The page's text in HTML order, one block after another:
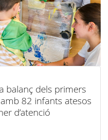
balanç dels primers
82 infants atesos
d’atenció